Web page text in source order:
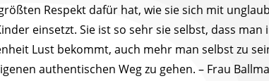
Respekt dafür hat, wie sie sich mit
einsetzt. Sie ist so sehr sie selbst, dass man
Lust bekommt, auch mehr man selbst zu
authentischen Weg zu gehen. – Frau